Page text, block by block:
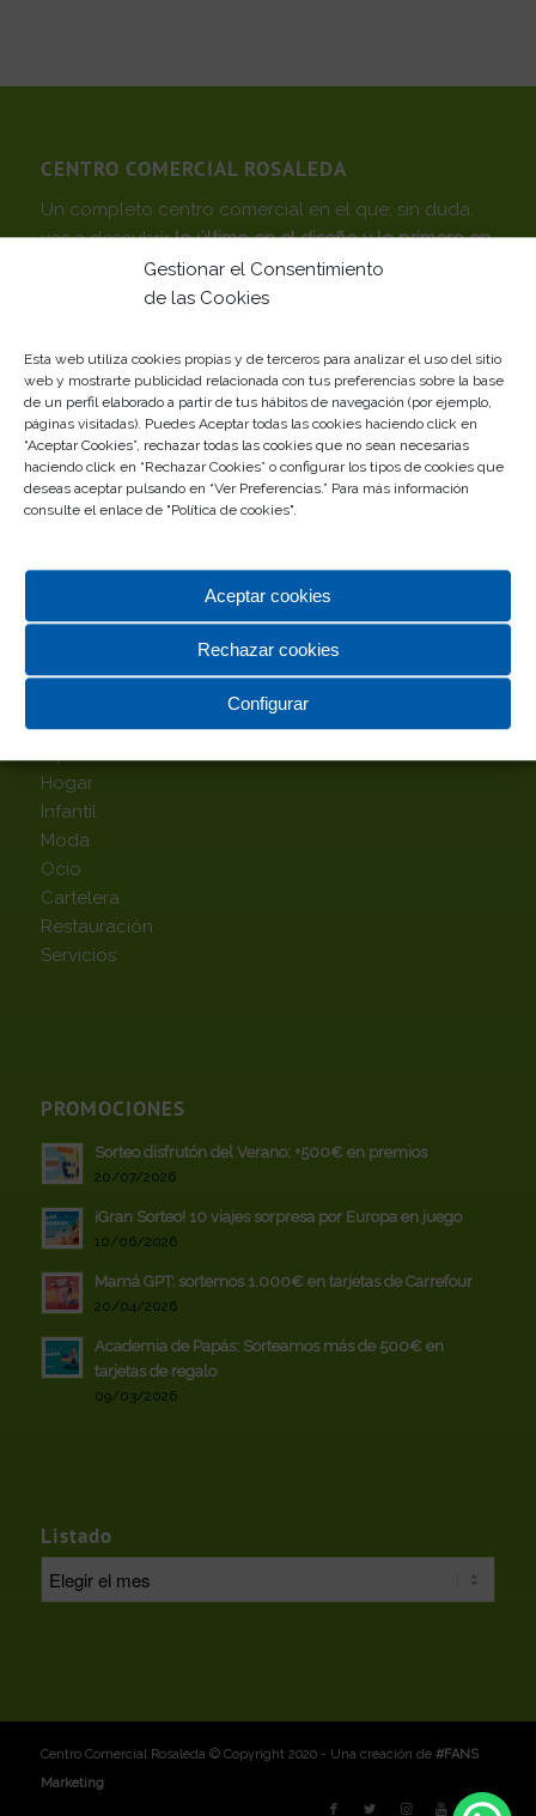
Gestionar el Consentimiento
de las Cookies
Esta web utiliza cookies propias y de terceros para analizar el uso del sitio
web y mostrarte publicidad relacionada con tus preferencias sobre la base
de un perfil elaborado a partir de tus hábitos de navegación (por ejemplo,
páginas visitadas). Puedes Aceptar todas las cookies haciendo click en
“Aceptar Cookies”, rechazar todas las cookies que no sean necesarias
haciendo click en “Rechazar Cookies” o configurar los tipos de cookies que
deseas aceptar pulsando en “Ver Preferencias.” Para más información
consulte el enlace de "Política de cookies".
Aceptar cookies
Rechazar cookies
Configurar
CENTRO COMERCIAL ROSALEDA
Un completo centro comercial en el que, sin duda,
vas a descubrirlo último en el diseño y lo primero en
Tu centro comercial de siempre… Desde siempre con
Gestionado por
TOP CATEGORÍAS
Deportes
Hogar
Infantil
Moda
Ocio
Cartelera
Restauración
Servicios
PROMOCIONES
Sorteo disfrutón del Verano: +500€ en premios
20/07/2026
¡Gran Sorteo! 10 viajes sorpresa por Europa en juego
10/06/2026
Mamá GPT: sortemos 1.000€ en tarjetas de Carrefour
20/04/2026
Academia de Papás: Sorteamos más de 500€ en
tarjetas de regalo
09/03/2026
Listado
Centro Comercial Rosaleda © Copyright 2020 - Una creación de #FANS
Marketing